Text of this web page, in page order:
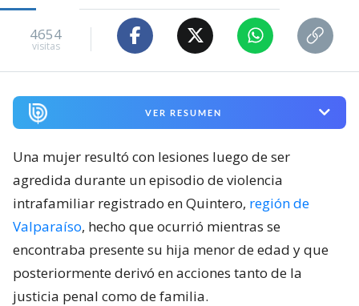
4654
visitas
VER RESUMEN
Una mujer resultó con lesiones luego de ser
agredida durante un episodio de violencia
intrafamiliar registrado en Quintero, región de
Valparaíso, hecho que ocurrió mientras se
encontraba presente su hija menor de edad y que
posteriormente derivó en acciones tanto de la
justicia penal como de familia.